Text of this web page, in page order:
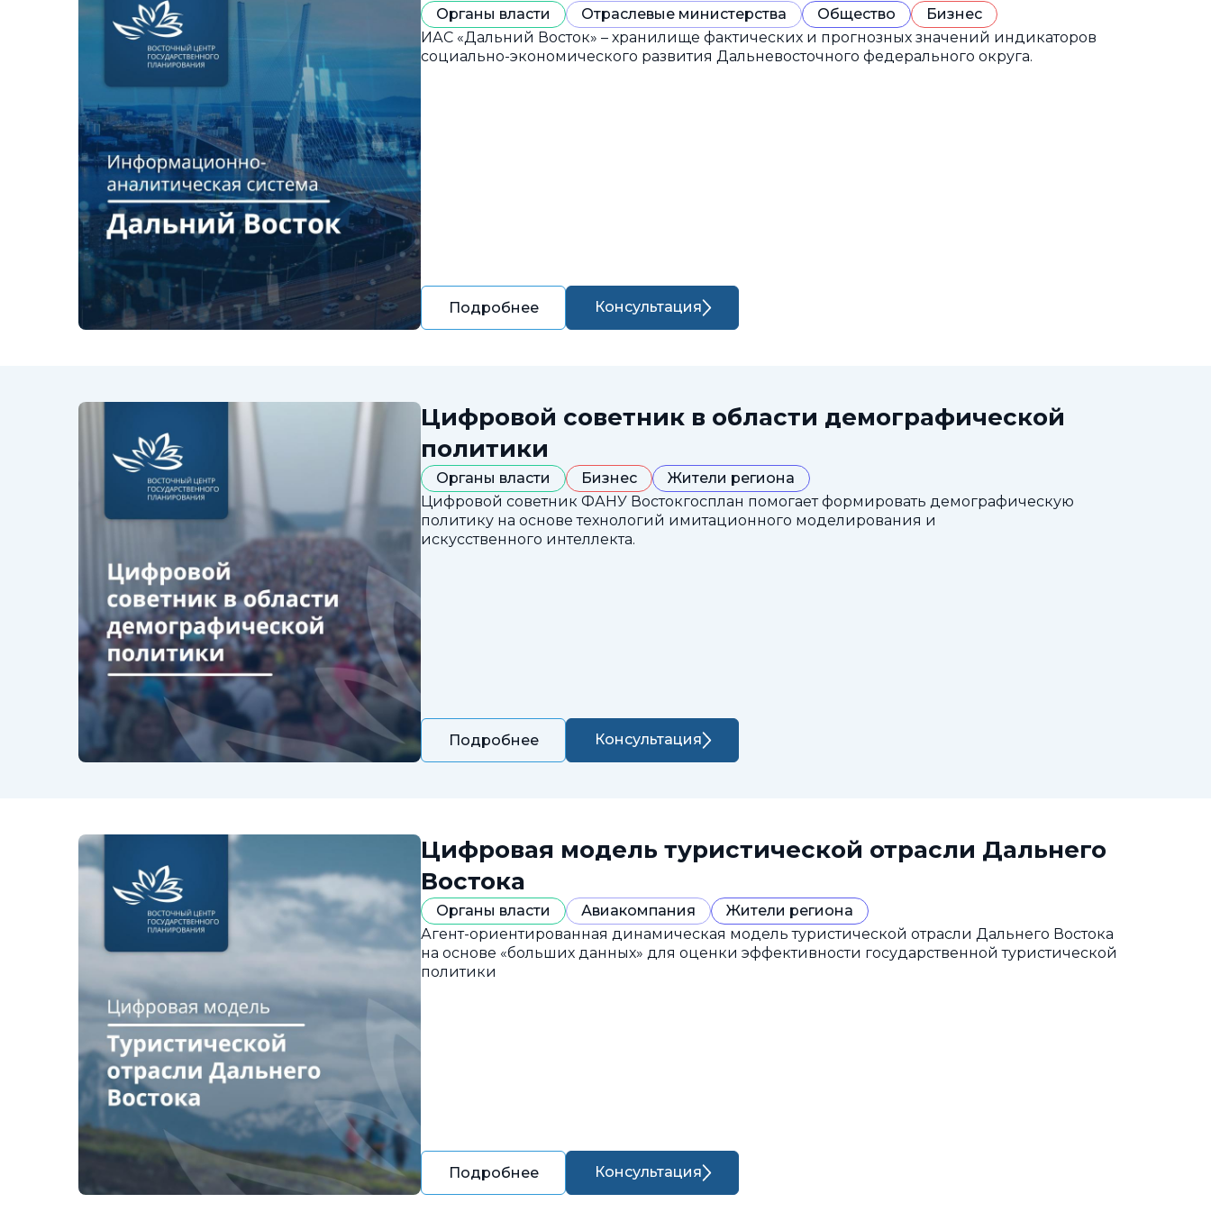
Органы власти Отраслевые министерства Общество
Бизнес
ИАС «Дальний Восток» – хранилище фактических и прогнозных значений индикаторов
социально-экономического развития Дальневосточного федерального округа.
Подробнее Консультация
Цифровой советник в области демографической
политики
Органы власти Бизнес
Жители региона
Цифровой советник ФАНУ Востокгосплан помогает формировать демографическую
политику на основе технологий имитационного моделирования и
искусственного интеллекта.
Подробнее Консультация
Цифровая модель туристической отрасли Дальнего
Востока
Органы власти Авиакомпания
Жители региона
Агент-ориентированная динамическая модель туристической отрасли Дальнего Востока
на основе «больших данных» для оценки эффективности государственной туристической
политики
Подробнее Консультация